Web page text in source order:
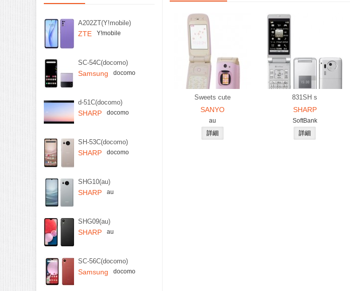
A202ZT(Y!mobile)
ZTE Y!mobile
SC-54C(docomo)
Samsung docomo
d-51C(docomo)
SHARP docomo
SH-53C(docomo)
SHARP docomo
SHG10(au)
SHARP au
SHG09(au)
SHARP au
SC-56C(docomo)
Samsung docomo
Sweets cute
SANYO
au
831SH s
SHARP
SoftBank